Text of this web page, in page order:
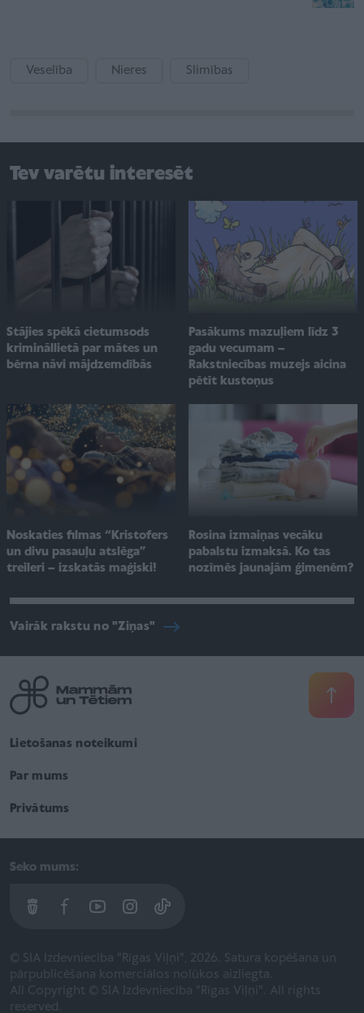
Veselība Nieres Slimības
Tev varētu interesēt
Stājies spēkā cietumsods
krimināllietā par mātes un
bērna nāvi mājdzemdībās
Pasākums mazuļiem līdz 3
gadu vecumam –
Rakstniecības muzejs aicina
pētīt kustoņus
Noskaties filmas “Kristofers
un divu pasauļu atslēga”
treileri – izskatās maģiski!
Rosina izmaiņas vecāku
pabalstu izmaksā. Ko tas
nozīmēs jaunajām ģimenēm?
Vairāk rakstu no "Ziņas"
Lietošanas noteikumi
Par mums
Privātums
Seko mums:
© SIA Izdevniecība "Rīgas Viļņi", 2026. Satura kopēšana un
pārpublicēšana komerciālos nolūkos aizliegta.
All Copyright © SIA Izdevniecība "Rīgas Viļņi". All rights
reserved.